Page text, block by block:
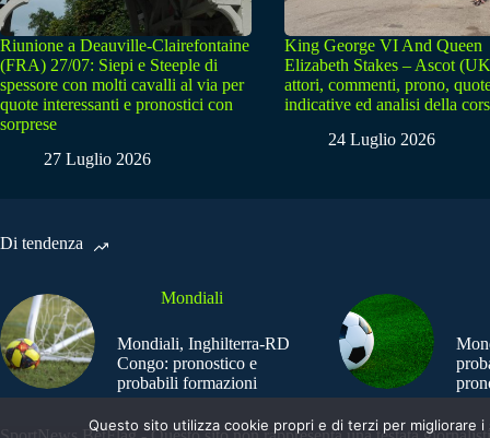
Riunione a Deauville-Clairefontaine
(FRA) 27/07: Siepi e Steeple di
spessore con molti cavalli al via per
quote interessanti e pronostici con
sorprese
27 Luglio 2026
King George VI And Queen
Elizabeth Stakes – Ascot
attori, commenti, prono,
indicative ed analisi della
24 Luglio 2026
Di tendenza
Mondiali
Mondiali, Inghilterra-RD
Congo: pronostico e
probabili formazioni
Questo sito utilizza cookie propri e di terzi per migliorare